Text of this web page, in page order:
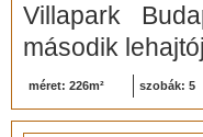
Villapark
második
méret: 226m² szobák: 5